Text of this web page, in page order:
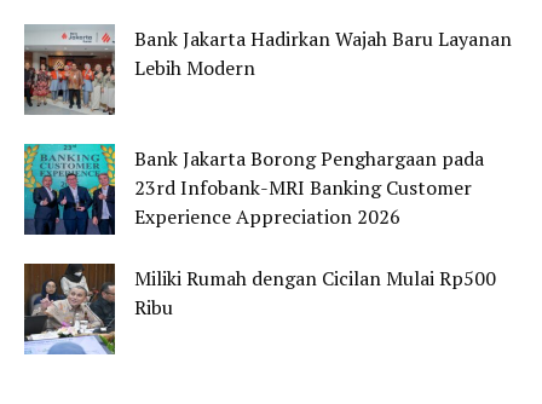
Bank Jakarta Hadirkan Wajah Baru Layanan
Lebih Modern
Bank Jakarta Borong Penghargaan pada
23rd Infobank-MRI Banking Customer
Experience Appreciation 2026
Miliki Rumah dengan Cicilan Mulai Rp500
Ribu